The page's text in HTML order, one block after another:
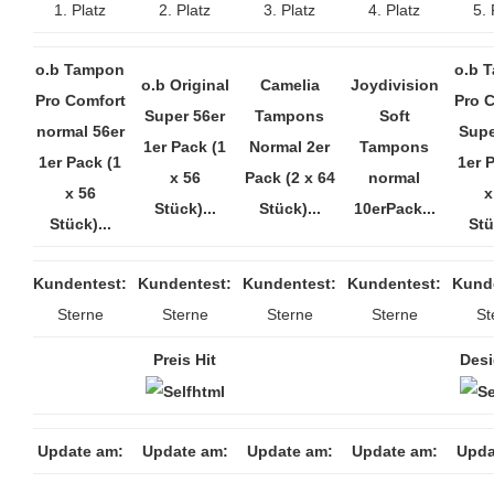
1. Platz 2. Platz 3. Platz 4. Platz 5.
o.b Tampon
Pro Comfort
normal 56er
1er Pack (1
x 56
Stück)...
o.b Original
Super 56er
1er Pack (1
x 56
Stück)...
Camelia
Tampons
Normal 2er
Pack (2 x 64
Stück)...
Joydivision
Soft
Tampons
normal
10erPack...
o.b
Pro
1er
Kundentest:
Sterne
Kundentest:
Sterne
Kundentest:
Sterne
Kundentest:
Sterne
Preis Hit
Update am: Update am: Update am: Update am: